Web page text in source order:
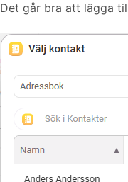
Det går bra att lägga